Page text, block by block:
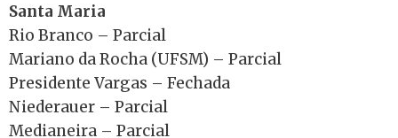
Santa Maria
Rio Branco – Parcial
Mariano da Rocha (UFSM) – Parcial
Presidente Vargas – Fechada
Niederauer – Parcial
Medianeira – Parcial